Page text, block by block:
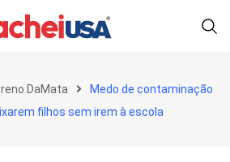
DaMata
Medo de contaminação
filhos sem irem à escola